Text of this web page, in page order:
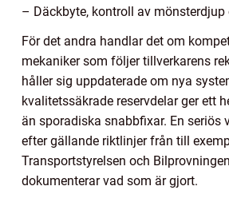
– Däckbyte, kontroll av
För det andra handlar det om
mekaniker som följer tillverkarens
håller sig uppdaterade om nya
kvalitetssäkrade reservdelar ger ett
än sporadiska snabbfixar. En seriös
efter gällande riktlinjer från till
Transportstyrelsen och
dokumenterar vad som är gjort.